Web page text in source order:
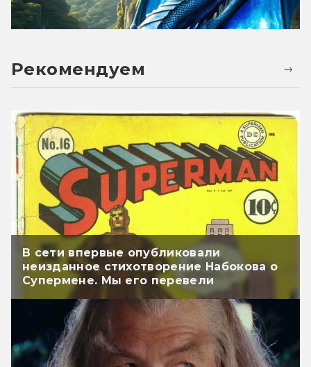
Рекомендуем
В сети впервые опубликовали
неизданное стихотворение Набокова о
Супермене. Мы его перевели